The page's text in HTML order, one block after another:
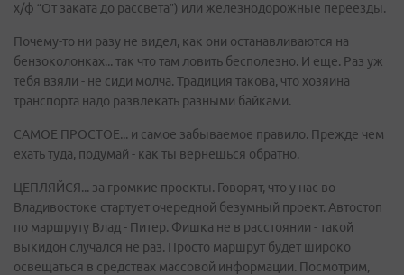
х/ф “От заката до рассвета”) или железнодорожные переезды.
Почему-то ни разу не видел, как они останавливаются на
бензоколонках... так что там ловить бесполезно. И еще. Раз уж
тебя взяли - не сиди молча. Традиция такова, что хозяина
транспорта надо развлекать разными байками.
САМОЕ ПРОСТОЕ... и самое забываемое правило. Прежде чем
ехать туда, подумай - как ты вернешься обратно.
ЦЕПЛЯЙСЯ... за громкие проекты. Говорят, что у нас во
Владивостоке стартует очередной безумный проект. Автостоп
по маршруту Влад - Питер. Фишка не в расстоянии - такой
выкидон случался не раз. Просто маршрут будет широко
освещаться в средствах массовой информации. Посмотрим,